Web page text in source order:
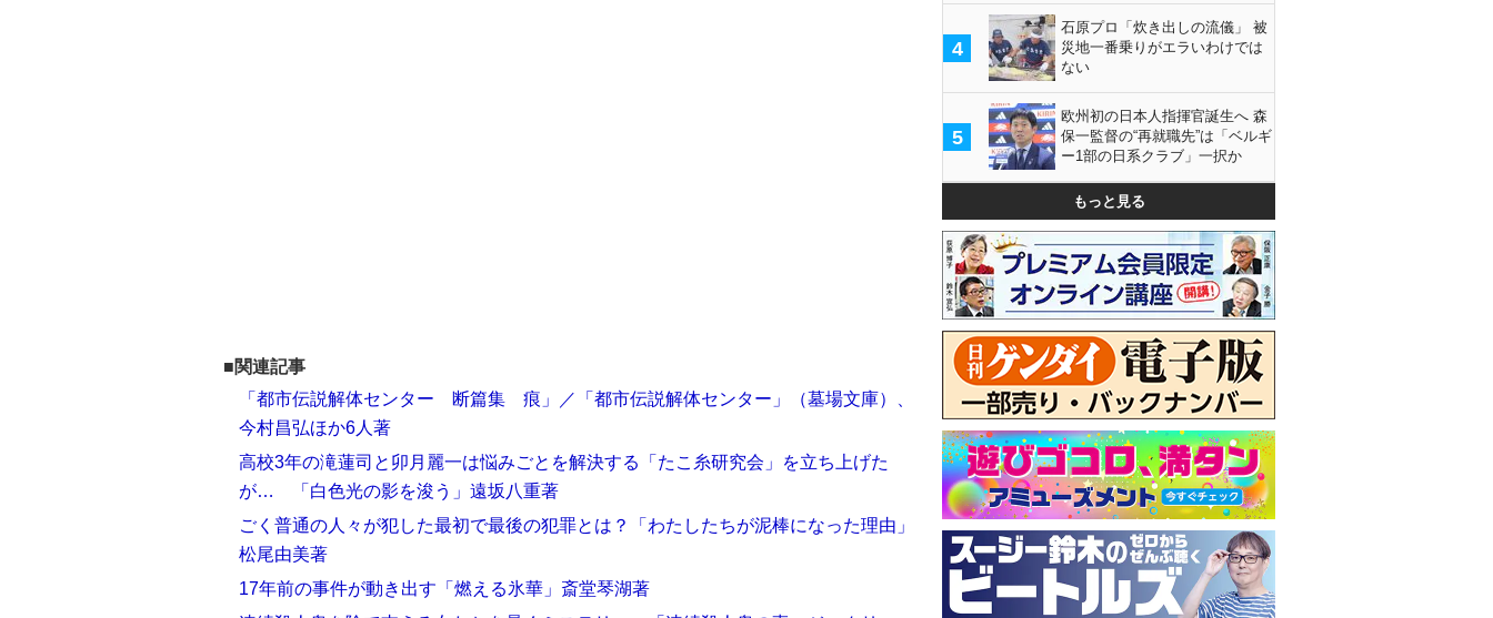
■関連記事
「都市伝説解体センター 断篇集 痕」／「都市伝説解体センター」（墓場文庫）、
今村昌弘ほか6人著
高校3年の滝蓮司と卯月麗一は悩みごとを解決する「たこ糸研究会」を立ち上げた
が… 「白色光の影を浚う」遠坂八重著
ごく普通の人々が犯した最初で最後の犯罪とは？「わたしたちが泥棒になった理由」
松尾由美著
17年前の事件が動き出す「燃える氷華」斎堂琴湖著
4
石原プロ「炊き出しの流儀」 被
災地一番乗りがエラいわけでは
ない
5
欧州初の日本人指揮官誕生へ 森
保一監督の“再就職先”は「ベルギ
ー1部の日系クラブ」一択か
もっと見る